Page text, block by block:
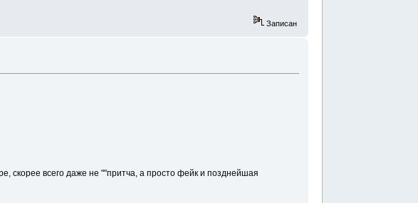
Записан
скорее всего даже не ""притча, а просто фейк и позднейшая